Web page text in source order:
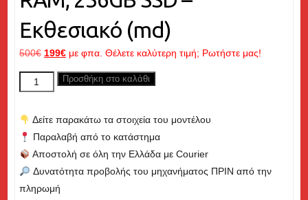
Εκθεσιακό (md)
500€ Original
price
was:
199€Η
τρέχουσα
τιμή
199€.
με φπα. Θέλετε καλύτερη τιμή; Ρωτήστε μας!
DELL
Optiplex
7050
Core
i5
up
to
Προσθήκη στο καλάθι
Δείτε παρακάτω τα στοιχεία του μοντέλου
Παραλαβή από το κατάστημα
Αποστολή σε όλη την Ελλάδα με Courier
Δυνατότητα προβολής του μηχανήματος ΠΡΙΝ από την
πληρωμή